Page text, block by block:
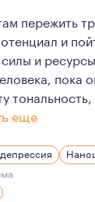
пережить
и
и
пока
еще
и
— это